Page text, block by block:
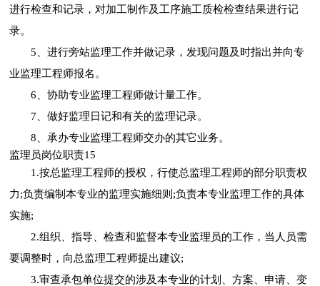
进行检查和记录，对加工制作及工序施工质检检查结果进行记
录。
5、进行旁站监理工作并做记录，发现问题及时指出并向专
业监理工程师报名。
6、协助专业监理工程师做计量工作。
7、做好监理日记和有关的监理记录。
8、承办专业监理工程师交办的其它业务。
监理员岗位职责15
1.按总监理工程师的授权，行使总监理工程师的部分职责权
力;负责编制本专业的监理实施细则;负责本专业监理工作的具体
实施;
2.组织、指导、检查和监督本专业监理员的工作，当人员需
要调整时，向总监理工程师提出建议;
3.审查承包单位提交的涉及本专业的计划、方案、申请、变